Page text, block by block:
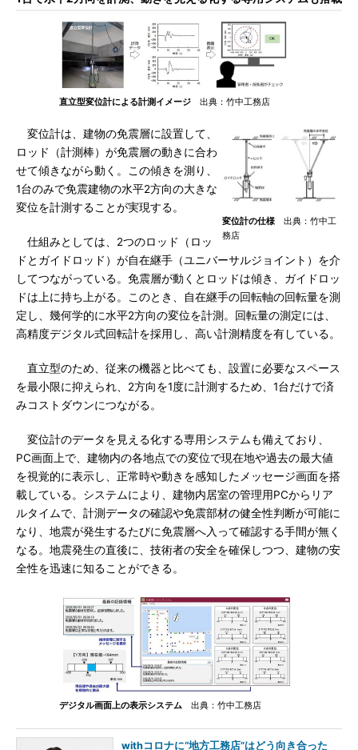
直立型変位計による計測イメージ 出典：竹中工務店
変位計の仕様 出典：竹中工
務店
変位計は、建物の免震層に設置して、
ロッド（計測棒）が免震層の動きに合わ
せて傾きながら動く。この傾きを測り、
1台のみで免震建物の水平2方向の大きな
変位を計測することが実現する。
仕組みとしては、2つのロッド（ロッ
ドとガイドロッド）が自在継手（ユニバーサルジョイント）を介
してつながっている。免震層が動くとロッドは傾き、ガイドロッ
ドは上に持ち上がる。このとき、自在継手の回転軸の回転量を測
定し、幾何学的に水平2方向の変位を計測。回転量の測定には、
高精度デジタル式回転計を採用し、高い計測精度を有している。
直立型のため、従来の機器と比べても、設置に必要なスペース
を最小限に抑えられ、2方向を1度に計測するため、1台だけで済
みコストダウンにつながる。
変位計のデータを見える化する専用システムも備えており、
PC画面上で、建物内の各地点での変位で現在地や過去の最大値
を視覚的に表示し、正常時や動きを感知したメッセージ画面を搭
載している。システムにより、建物内居室の管理用PCからリア
ルタイムで、計測データの確認や免震部材の健全性判断が可能に
なり、地震が発生するたびに免震層へ入って確認する手間が無く
なる。地震発生の直後に、技術者の安全を確保しつつ、建物の安
全性を迅速に知ることができる。
デジタル画面上の表示システム 出典：竹中工務店
withコロナに“地方工務店”はどう向き合った